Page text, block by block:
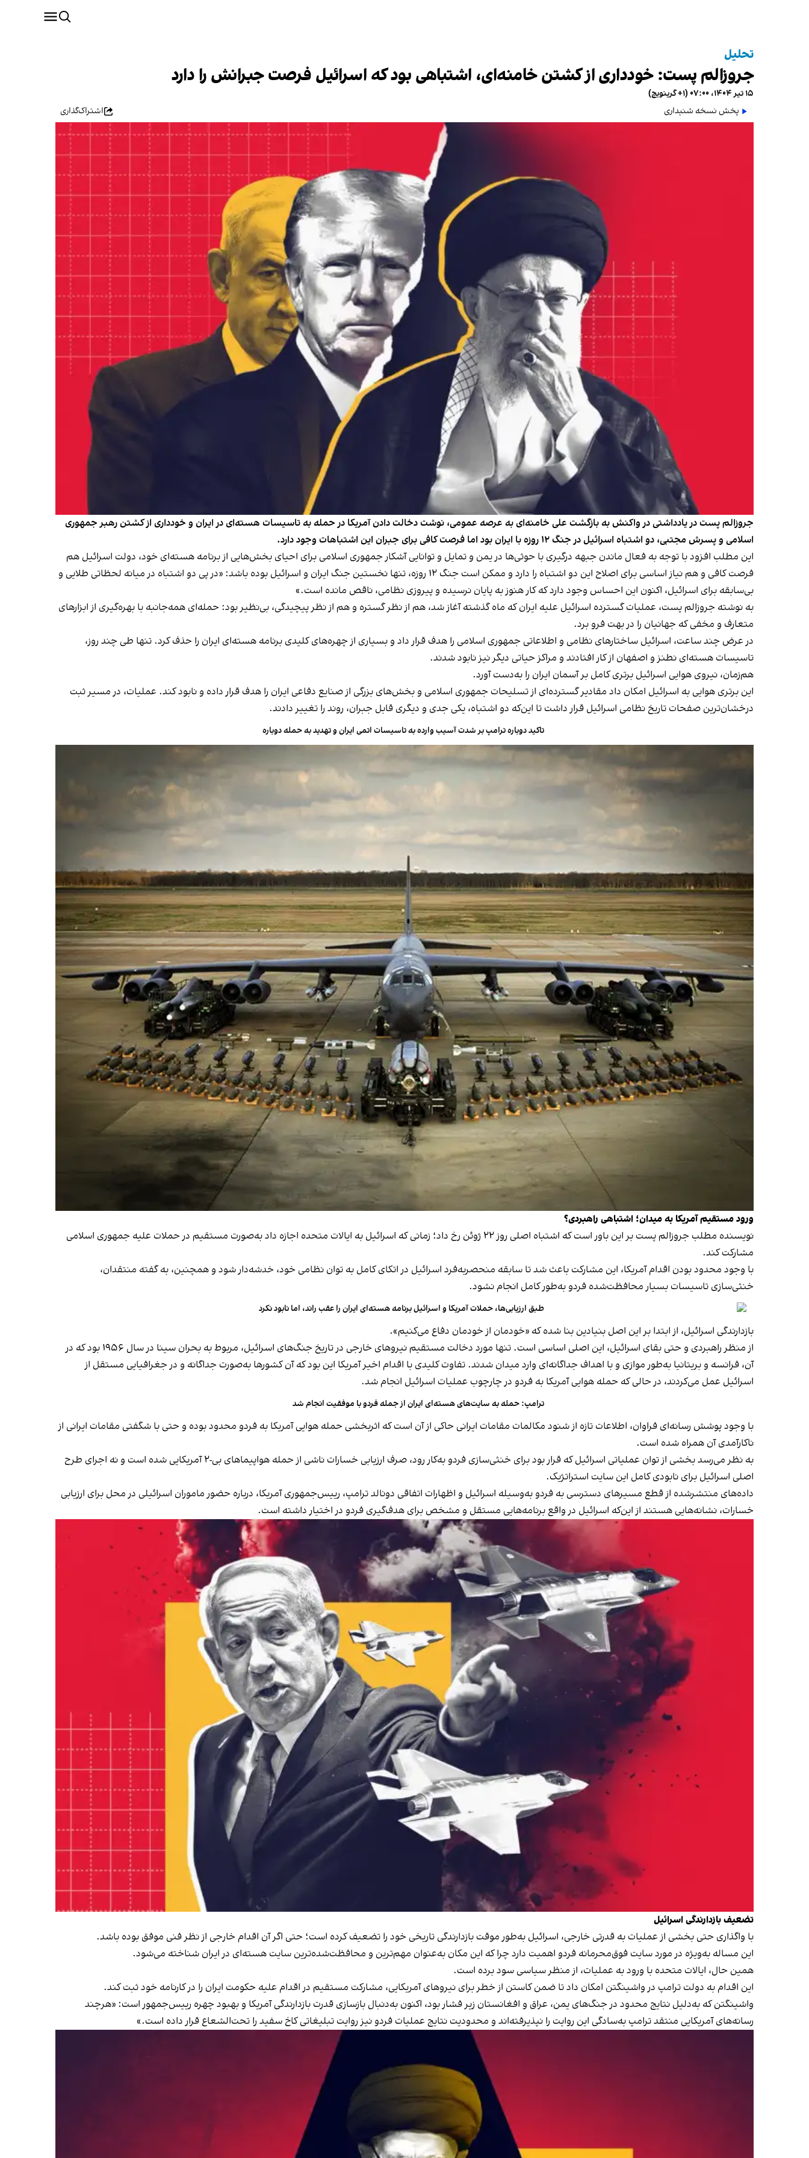
تحلیل
جروزالم پست: خودداری از کشتن خامنه‌ای، اشتباهی بود که اسرائیل فرصت جبرانش را دارد
۱۵ تیر ۱۴۰۴، ۰۷:۰۰ (‎+۱ گرینویچ)
پخش نسخه شنیداری
اشتراک‌گذاری
جروزالم پست در یادداشتی در واکنش به بازگشت علی خامنه‌ای به عرصه عمومی، نوشت دخالت دادن آمریکا در حمله به تاسیسات هسته‌ای در ایران و خودداری از کشتن رهبر جمهوری
اسلامی و پسرش مجتبی، دو اشتباه اسرائیل در جنگ ۱۲ روزه با ایران بود اما فرصت کافی برای جبران این اشتباهات وجود دارد.
این مطلب افزود با توجه به فعال ماندن جبهه درگیری با حوثی‌ها در یمن و تمایل و توانایی آشکار جمهوری اسلامی برای احیای بخش‌هایی از برنامه هسته‌ای‌ خود، دولت اسرائیل هم
فرصت کافی و هم نیاز اساسی برای اصلاح این دو اشتباه را دارد و ممکن است جنگ ۱۲ روزه، تنها نخستین جنگ ایران و اسرائیل بوده باشد: «در پی دو اشتباه در میانه لحظاتی طلایی و
بی‌سابقه برای اسرائیل، اکنون این احساس وجود دارد که کار هنوز به پایان نرسیده و پیروزی نظامی، ناقص مانده است.»
به نوشته جروزالم پست، عملیات گسترده اسرائیل علیه ایران که ماه گذشته آغاز شد، هم از نظر گستره و هم از نظر پیچیدگی، بی‌نظیر بود: حمله‌ای همه‌جانبه با بهره‌گیری از ابزارهای
متعارف و مخفی که جهانیان را در بهت فرو برد.
در عرض چند ساعت، اسرائیل ساختارهای نظامی و اطلاعاتی جمهوری اسلامی را هدف قرار داد و بسیاری از چهره‌های کلیدی برنامه هسته‌ای ایران را حذف کرد. تنها طی چند روز،
تاسیسات هسته‌ای نطنز و اصفهان از کار افتادند و مراکز حیاتی دیگر نیز نابود شدند.
هم‌زمان، نیروی هوایی اسرائیل برتری کامل بر آسمان ایران را به‌دست آورد.
این برتری هوایی به اسرائیل امکان داد مقادیر گسترده‌ای از تسلیحات جمهوری اسلامی و بخش‌های بزرگی از صنایع دفاعی ایران را هدف قرار داده و نابود کند. عملیات، در مسیر ثبت
درخشان‌ترین صفحات تاریخ نظامی اسرائیل قرار داشت تا این‌که دو اشتباه، یکی جدی و دیگری قابل جبران، روند را تغییر دادند.
تاکید دوباره ترامپ بر شدت آسیب وارده به تاسیسات اتمی ایران و تهدید به حمله دوباره
ورود مستقیم آمریکا به میدان؛ اشتباهی راهبردی؟
نویسنده مطلب جروزالم پست بر این باور است که اشتباه اصلی روز ۲۲ ژوئن رخ داد؛ زمانی که اسرائیل به ایالات متحده اجازه داد به‌صورت مستقیم در حملات علیه جمهوری اسلامی
مشارکت کند.
با وجود محدود بودن اقدام آمریکا، این مشارکت باعث شد تا سابقه منحصربه‌فرد اسرائیل در اتکای کامل به توان نظامی خود، خدشه‌دار شود و همچنین، به گفته منتقدان،
خنثی‌سازی تاسیسات بسیار محافظت‌شده فردو به‌طور کامل انجام نشود.
طبق ارزیابی‌ها، حملات آمریکا و اسرائیل برنامه هسته‌ای ایران را عقب راند، اما نابود نکرد
بازدارندگی اسرائیل، از ابتدا بر این اصل بنیادین بنا شده که «خودمان از خودمان دفاع می‌کنیم».
از منظر راهبردی و حتی بقای اسرائیل، این اصلی اساسی است. تنها مورد دخالت مستقیم نیروهای خارجی در تاریخ جنگ‌های اسرائیل، مربوط به بحران سینا در سال ۱۹۵۶ بود که در
آن، فرانسه و بریتانیا به‌طور موازی و با اهداف جداگانه‌ای وارد میدان شدند. تفاوت کلیدی با اقدام اخیر آمریکا این بود که آن کشورها به‌صورت جداگانه و در جغرافیایی مستقل از
اسرائیل عمل می‌کردند، در حالی‌ که حمله هوایی آمریکا به فردو در چارچوب عملیات اسرائیل انجام شد.
ترامپ: حمله به سایت‌های هسته‌ای ایران از جمله فردو با موفقیت انجام شد
با وجود پوشش رسانه‌ای فراوان، اطلاعات تازه‌ از شنود مکالمات مقامات ایرانی حاکی از آن است که اثربخشی حمله هوایی آمریکا به فردو محدود بوده و حتی با شگفتی مقامات ایرانی از
ناکارآمدی آن همراه شده است.
به‌ نظر می‌رسد بخشی از توان عملیاتی اسرائیل که قرار بود برای خنثی‌سازی فردو به‌کار رود، صرف ارزیابی خسارات ناشی از حمله هواپیماهای بی-۲ آمریکایی شده است و نه اجرای طرح
اصلی اسرائیل برای نابودی کامل این سایت استراتژیک.
داده‌های منتشرشده از قطع مسیرهای دسترسی به فردو به‌وسیله اسرائیل و اظهارات اتفاقی دونالد ترامپ، رییس‌جمهوری آمریکا، درباره حضور ماموران اسرائیلی در محل برای ارزیابی
خسارات، نشانه‌هایی هستند از این‌که اسرائیل در واقع برنامه‌هایی مستقل و مشخص برای هدف‌گیری فردو در اختیار داشته است.
تضعیف بازدارندگی اسرائیل
با واگذاری حتی بخشی از عملیات به قدرتی خارجی، اسرائیل به‌طور موقت بازدارندگی تاریخی خود را تضعیف کرده است؛ حتی اگر آن اقدام خارجی از نظر فنی موفق بوده باشد.
این مساله به‌ویژه در مورد سایت فوق‌محرمانه فردو اهمیت دارد چرا که این مکان به‌عنوان مهم‌ترین و محافظت‌شده‌ترین سایت هسته‌ای در ایران شناخته می‌شود.
همین حال، ایالات متحده با ورود به عملیات، از منظر سیاسی سود برده است.
این اقدام به دولت ترامپ در واشینگتن امکان داد تا ضمن کاستن از خطر برای نیروهای آمریکایی، مشارکت مستقیم در اقدام علیه حکومت ایران را در کارنامه خود ثبت کند.
واشینگتن که به‌دلیل نتایج محدود در جنگ‌های یمن، عراق و افغانستان زیر فشار بود، اکنون به‌دنبال بازسازی قدرت بازدارندگی آمریکا و بهبود چهره رییس‌جمهور است: «هرچند
رسانه‌های آمریکایی منتقد ترامپ به‌سادگی این روایت را نپذیرفته‌اند و محدودیت نتایج عملیات فردو نیز روایت تبلیغاتی کاخ سفید را تحت‌الشعاع قرار داده است.»